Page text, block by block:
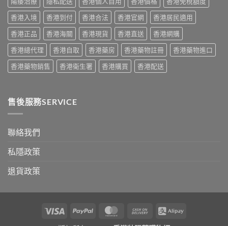
與
購
買
建
議〉
中
必
讀
用
法
用
量
完
整
香港入境
香港到付 香港合法 香港官網
香港居民適用
香港正品
香港海關 香港現貨 香港直送
香港網購
香港總代理
香港自取 香港藥房 香港藥物註冊
香港藥物進口
香港藥物銷售
香港衛生署 香港購買 香港配送
售後服務SERVICE
聯絡我們
私隱政策
退貨政策
Visa PayPal MasterCardCash
Alipay